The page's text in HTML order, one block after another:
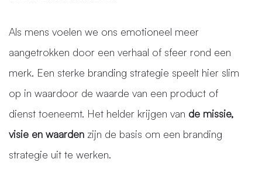
Als mens voelen we ons emotioneel meer
aangetrokken door een verhaal of sfeer rond een
merk. Een sterke branding strategie speelt hier slim
op in waardoor de waarde van een product of
dienst toeneemt. Het helder krijgen van de missie,
visie en waarden zijn de basis om een branding
strategie uit te werken.